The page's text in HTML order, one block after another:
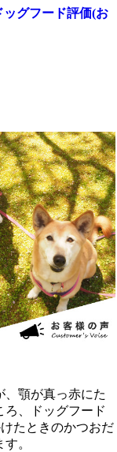
グフード評価(お
、顎が真っ赤にた
ろ、ドッグフード
たときのかつおだ
。